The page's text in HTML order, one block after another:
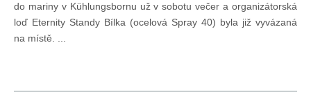
Offshore Cup
do mariny v Kühlungsbornu už v sobotu večer a organizátorská
loď Eternity Standy Bílka (ocelová Spray 40) byla již vyvázaná
na místě. ...